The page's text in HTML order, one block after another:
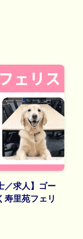
／求人】ゴー
寿里苑フェリ